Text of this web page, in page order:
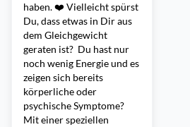
haben. ❤️ Vielleicht spürst
Du, dass etwas in Dir aus
dem Gleichgewicht
geraten ist? Du hast nur
noch wenig Energie und es
zeigen sich bereits
körperliche oder
psychische Symptome?
Mit einer speziellen